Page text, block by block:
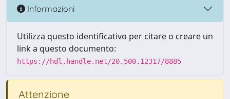
Informazioni
Utilizza questo identificativo per citare o creare un
link a questo documento:
https://hdl.handle.net/20.500.12317/8885
Attenzione